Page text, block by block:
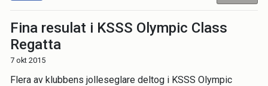
Fina resulat i KSSS Olympic Class
Regatta
7 okt 2015
Flera av klubbens jolleseglare deltog i KSSS Olympic